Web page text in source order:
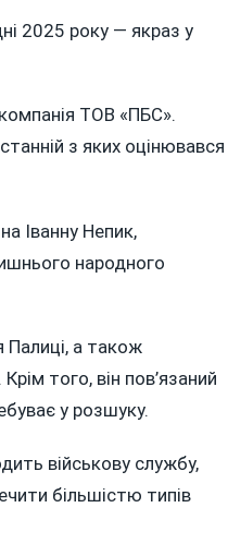
2025 року — якраз у
ТОВ «ПБС».
з яких оцінювався
Іванну Непик,
народного
Палиці, а також
того, він пов’язаний
у розшуку.
військову службу,
більшістю типів